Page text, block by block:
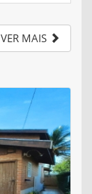
VER MAIS